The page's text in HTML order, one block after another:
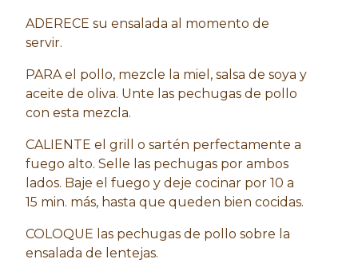
ADERECE su ensalada al momento de
servir.
PARA el pollo, mezcle la miel, salsa de soya y
aceite de oliva. Unte las pechugas de pollo
con esta mezcla.
CALIENTE el grill o sartén perfectamente a
fuego alto. Selle las pechugas por ambos
lados. Baje el fuego y deje cocinar por 10 a
15 min. más, hasta que queden bien cocidas.
COLOQUE las pechugas de pollo sobre la
ensalada de lentejas.